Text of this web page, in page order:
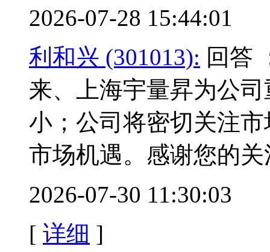
2026-07-28 15:44:01
利和兴 (301013): 回答
来、上海宇量昇为公
小；公司将密切关注
市场机遇。感谢您的关
2026-07-30 11:30:03
[ 详细 ]